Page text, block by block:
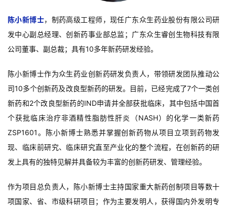
陈小新博士，制药高级工程师，现任广东众生药业股份有限公司研
发中心副总经理、创新药事业部总监；广东众生睿创生物科技有限
公司董事、副总裁；具有10多年新药研发经验。
陈小新博士作为众生药业创新药研发负责人，带领研发团队推动公
司10多个创新药及改良型新药的研发。目前，已经完成了7个一类创
新药和2个改良型新药的IND申请并全部获批临床，其中包括中国首
个获批临床治疗非酒精性脂肪性肝炎（NASH）的化学一类新药
ZSP1601。陈小新博士熟悉并掌握创新药物从项目立项到药物发
现、临床前研究、临床研究直至产业化的整个流程，在创新药的研
发上具有的独特见解并具备较为丰富的创新药研发、管理经验。
作为项目总负责人，陈小新博士主持国家重大新药创制项目等数十
项国家、省、市级科研项目；作为主要发明人，获得国内外发明专